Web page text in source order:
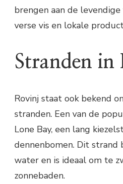
brengen aan de
verse vis en lokale
Stranden in
Rovinj staat ook bekend
stranden. Een van de
Lone Bay, een lang
dennenbomen. Dit
water en is ideaal om te
zonnebaden.